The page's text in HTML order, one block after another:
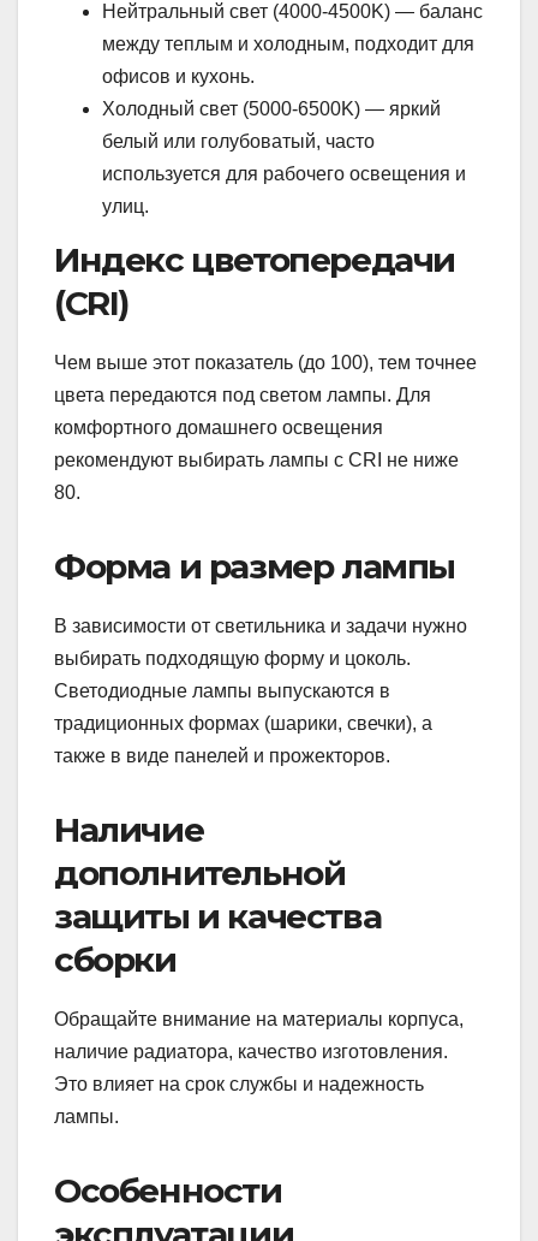
Нейтральный свет (4000-4500K) — баланс
между теплым и холодным, подходит для
офисов и кухонь.
Холодный свет (5000-6500K) — яркий
белый или голубоватый, часто
используется для рабочего освещения и
улиц.
Индекс цветопередачи
(CRI)
Чем выше этот показатель (до 100), тем точнее
цвета передаются под светом лампы. Для
комфортного домашнего освещения
рекомендуют выбирать лампы с CRI не ниже
80.
Форма и размер лампы
В зависимости от светильника и задачи нужно
выбирать подходящую форму и цоколь.
Светодиодные лампы выпускаются в
традиционных формах (шарики, свечки), а
также в виде панелей и прожекторов.
Наличие
дополнительной
защиты и качества
сборки
Обращайте внимание на материалы корпуса,
наличие радиатора, качество изготовления.
Это влияет на срок службы и надежность
лампы.
Особенности